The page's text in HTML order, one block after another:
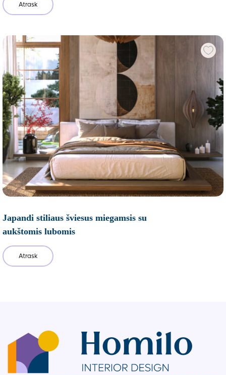
Atrask
Japandi stiliaus šviesus miegamsis su
aukštomis lubomis
Atrask